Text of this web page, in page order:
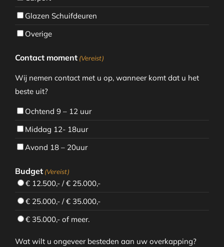
Glazen Schuifdeuren
Overige
Contact moment (Vereist)
Wij nemen contact met u op, wanneer komt dat u het
beste uit?
Ochtend 9 – 12 uur
Middag 12- 18uur
Avond 18 – 20uur
Budget (Vereist)
€ 12.500,- / € 25.000,-
€ 25.000,- / € 35.000,-
€ 35.000,- of meer.
Wat wilt u ongeveer besteden aan uw overkapping?